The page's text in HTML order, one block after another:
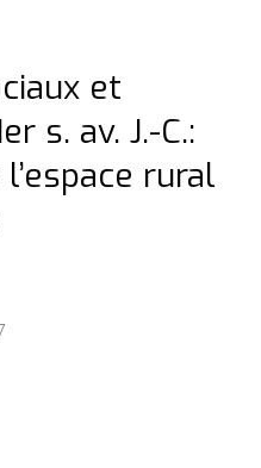
et
s. av. J.-C.:
rural